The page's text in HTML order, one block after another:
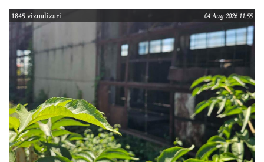
ca parte a unui demers mai amplu de utilizare responsabilă
a fondurilor publice.
1845 vizualizari 04 Aug 2026 11:55